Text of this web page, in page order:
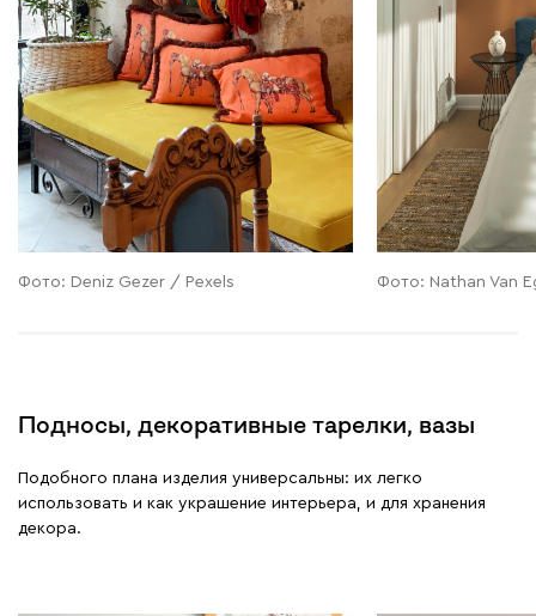
Фото: Deniz Gezer / Pexels Фото: Nathan Van
Подносы, декоративные тарелки, вазы
Подобного плана изделия универсальны: их легко
использовать и как украшение интерьера, и для хранения
декора.